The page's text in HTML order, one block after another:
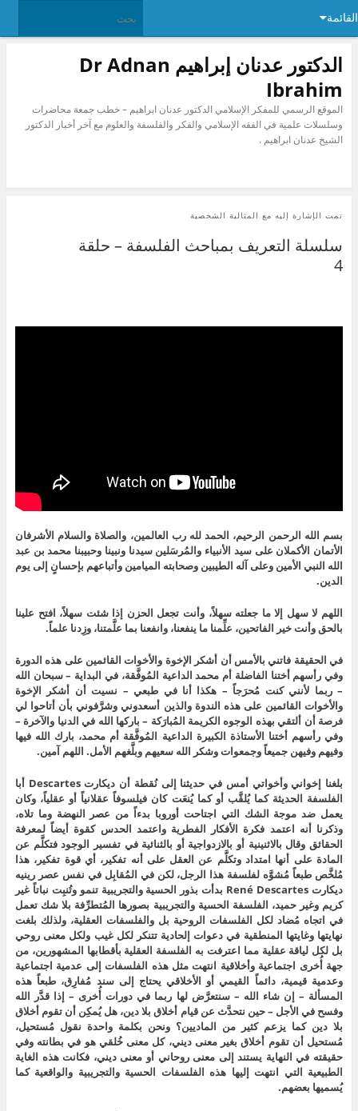
القائمة
الدكتور عدنان إبراهيم Dr Adnan
Ibrahim
الموقع الرسمي للمفكر الإسلامي الدكتور عدنان ابراهيم – خطب جمعة محاضرات
وسلسلات علمية في الفقه الإسلامي والفكر والفلسفة والعلوم مع آخر أخبار الدكتور
الشيخ عدنان ابراهيم .
تمت الإشارة إليه مع المثالية الشخصية
سلسلة التعريف بمباحث الفلسفة – حلقة
4
بسم الله الرحمن الرحيم، الحمد لله رب العالمين، والصلاة والسلام الأشرفان
الأتمان الأكملان على سيد الأنبياء والمُرسَلين سيدنا ونبينا وحبيبنا محمد بن عبد
الله النبي الأمين وعلى آله الطيبين وصحابته الميامين وأتباعهم بإحسانٍ إلى يوم
الدين.
اللهم لا سهل إلا ما جعلته سهلاً، وأنت تجعل الحزن إذا شئت سهلاً، افتح علينا
بالحق وأنت خير الفاتحين، علِّمنا ما ينفعنا، وانفعنا بما علَّمتنا، وزِدنا علماً.
في الحقيقة فاتني بالأمس أن أشكر الإخوة والأخوات القائمين على هذه الدورة
وفي رأسهم أختنا الفاضلة أم محمد الداعية المُوفَّقة، في البداية – سبحان الله
– ربما لأنني كنت مُحرَجاً – هكذا أنا في طبعي – نسيت أن أشكر الإخوة
والأخوات القائمين على هذه الندوة والذين أسعدوني وشرَّفوني بأن أتاحوا لي
فرصة أن ألتقي بهذه الوجوه الكريمة المُبارَكة – باركها الله في الدنيا والآخرة –
وفي رأسهم أختنا الأستاذة الكبيرة الداعية المُوفَّقة أم محمد، بارك الله فيها
وفيهم وفيهن جميعاً وجمعوات وشكر الله سعيهم وبلَّغهم الأمل. اللهم آمين.
بلغنا إخواني وأخواتي أمس في حديثنا إلى نُقطة أن ديكارت Descartes أبا
الفلسفة الحديثة كما يُلقَّب أو كما يُنعَت كان فيلسوفاً عقلانياً أو عقلياً، وكان
يعمل ضد موجة الشك التي اجتاحت أوروبا بدءاً من عصر النهضة وما تلاه،
وذكرنا أنه اعتمد فكرة الأفكار الفطرية واعتمد الحدس كقوة أيضاً لمعرفة
الحقائق وقال بالاثنينية أو بالازدواجية أو بالثنائية في تفسير الوجود فتكلَّم عن
المادة على أنها امتداد وتكلَّم عن العقل على أنه تفكير، أي قوة تفكير، هذا
مُلخَّص طبعاً مُشوَّه لفلسفة هذا الرجل، لكن في المُقابِل في نفس عصر رينيه
ديكارت René Descartes بدأت بذور الحسية والتجريبية تنمو وتُنبِت نباتاً غير
كريم وغير حميد، الفلسفة الحسية والتجريبية بصورها المُتطرِّفة بلا شك تعمل
في اتجاه مُضاد لكل الفلسفات الروحية بل والفلسفات العقلية، ولذلك بلغت
نهايتها وغايتها المنطقية في دعوات إلحادية تتنكر لكل غيب ولكل معنى روحي
بل لكل لياقة عقلية مما اعترفت به الفلسفة العقلية بأقطابها المشهورين، من
جهة أُخرى اجتماعية وأخلاقية انتهت مثل هذه الفلسفات إلى عدمية اجتماعية
وعدمية قيمية، دائماً القيمي أو الأخلاقي يحتاج إلى سند مُفارِق، طبعاً هذه
المسألة – إن شاء الله – سنتعرَّض لها ربما في دورات أُخرى – إذا قدَّر الله
وفسح في الأجل – حين نتحدَّث عن قيام أخلاق بلا دين، هل يُمكِن أن تقوم أخلاق
بلا دين كما يزعم كثير من الماديين؟ ونحن بكلمة واحدة نقول مُستحيل،
مُستحيل أن تقوم أخلاق بغير معنى ديني، كل معنى خُلقي هو في بطانته وفي
حقيقته في النهاية يستند إلى معنى روحاني أو معنى ديني، فكانت هذه الغاية
الطبيعية التي انتهت إليها هذه الفلسفات الحسية والتجريبية والواقعية كما
يُسميها بعضهم.